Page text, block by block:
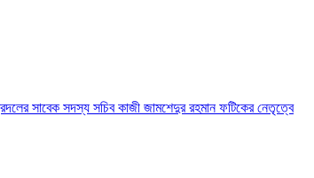
সাবেক সদস্য সচিব কাজী জামশেদুর রহমান ফটিকের নেতৃত্বে